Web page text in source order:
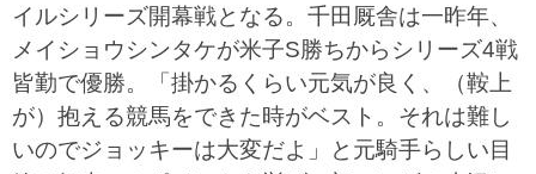
イルシリーズ開幕戦となる。千田厩舎は一昨年、
メイショウシンタケが米子S勝ちからシリーズ4戦
皆勤で優勝。「掛かるくらい元気が良く、（鞍上
が）抱える競馬をできた時がベスト。それは難し
いのでジョッキーは大変だよ」と元騎手らしい目